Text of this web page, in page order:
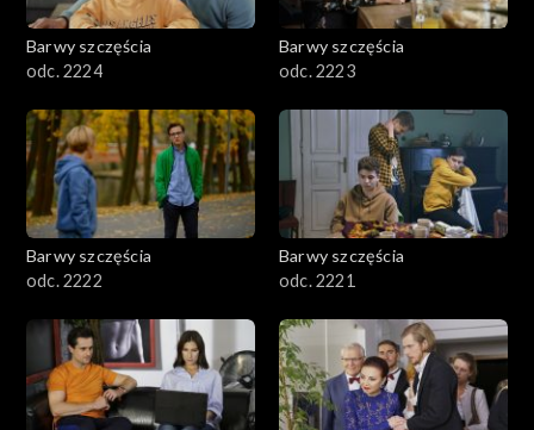
Barwy szczęścia
odc. 2224
Barwy szczęścia
odc. 2223
Barwy szczęścia
odc. 2222
Barwy szczęścia
odc. 2221